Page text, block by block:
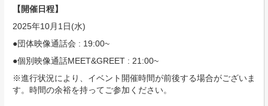
【開催日程】
2025年10月1日(水)
●団体映像通話会 : 19:00~
●個別映像通話MEET&GREET : 21:00~
※進行状況により、イベント開催時間が前後する場合がございま
す。時間の余裕を持ってご参加ください。